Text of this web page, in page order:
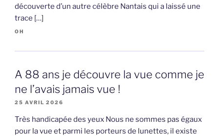
découverte d’un autre célèbre Nantais qui a laissé une
trace […]
OH
A 88 ans je découvre la vue comme je
ne l’avais jamais vue !
25 AVRIL 2026
Très handicapée des yeux Nous ne sommes pas égaux
pour la vue et parmi les porteurs de lunettes, il existe